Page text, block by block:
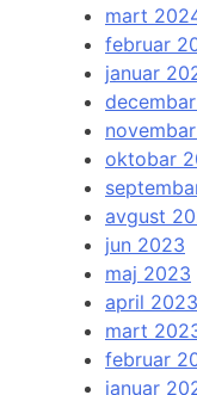
mart
februar
januar
oktobar
avgust
jun 2023
maj 2023
april 2023
mart
februar
januar